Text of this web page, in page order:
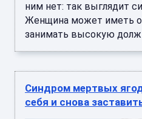
ним нет: так выглядит
Женщина может иметь
занимать высокую
Синдром мертвых
себя и снова